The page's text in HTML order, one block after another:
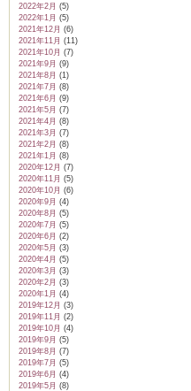
2022年2月 (5)
2022年1月 (5)
2021年12月 (6)
2021年11月 (11)
2021年10月 (7)
2021年9月 (9)
2021年8月 (1)
2021年7月 (8)
2021年6月 (9)
2021年5月 (7)
2021年4月 (8)
2021年3月 (7)
2021年2月 (8)
2021年1月 (8)
2020年12月 (7)
2020年11月 (5)
2020年10月 (6)
2020年9月 (4)
2020年8月 (5)
2020年7月 (5)
2020年6月 (2)
2020年5月 (3)
2020年4月 (5)
2020年3月 (3)
2020年2月 (3)
2020年1月 (4)
2019年12月 (3)
2019年11月 (2)
2019年10月 (4)
2019年9月 (5)
2019年8月 (7)
2019年7月 (5)
2019年6月 (4)
2019年5月 (8)